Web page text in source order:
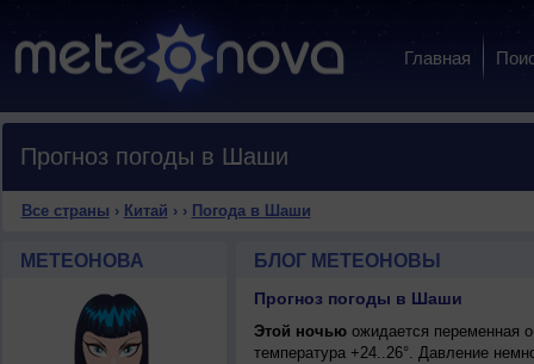
Главная
Прогноз погоды в Шаши
Все страны › Китай › › Погода в Шаши
МЕТЕОНОВА БЛОГ МЕТЕОНОВЫ
Прогноз погоды в Шаши
Этой ночьюожидается переменная
температура +24..26°. Давление